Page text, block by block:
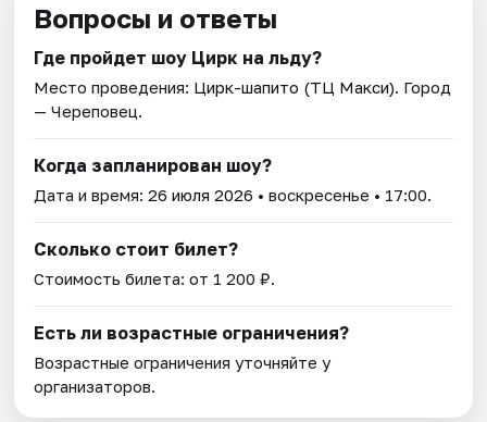
Вопросы и ответы
Где пройдет шоу Цирк на льду?
Место проведения: Цирк-шапито (ТЦ Макси). Город
— Череповец.
Когда запланирован шоу?
Дата и время:26 июля 2026 • воскресенье • 17:00.
Сколько стоит билет?
Стоимость билета: от 1 200 ₽.
Есть ли возрастные ограничения?
Возрастные ограничения уточняйте у
организаторов.